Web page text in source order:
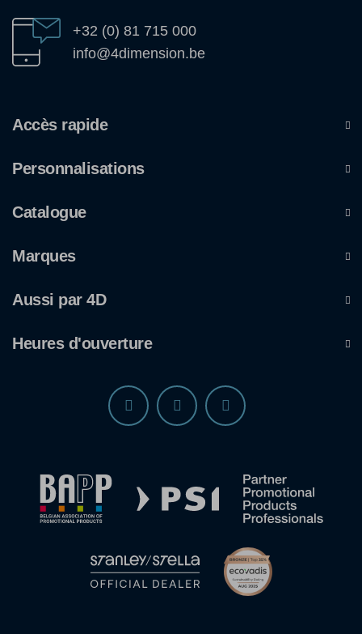
+32 (0) 81 715 000
info@4dimension.be
Accès rapide
Personnalisations
Catalogue
Marques
Aussi par 4D
Heures d'ouverture